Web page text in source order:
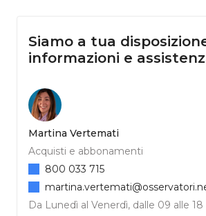
Siamo a tua
informazioni e
Martina Vertemati
Acquisti e abbonamenti
Da Lunedì al Venerdì, dalle 09 alle 18
800 033 715